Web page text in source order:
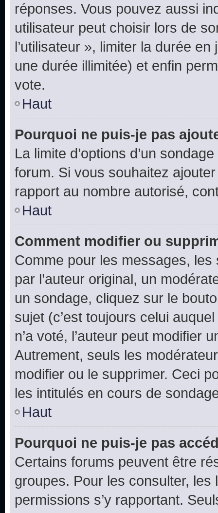
réponses. Vous pouvez aussi
utilisateur peut choisir lors de
l’utilisateur », limiter la durée
une durée illimitée) et enfin
vote.
Haut
Pourquoi ne puis-je pas
La limite d’options d’un
forum. Si vous souhaitez
rapport au nombre autorisé,
Haut
Comment modifier ou
Comme pour les messages,
par l’auteur original, un
un sondage, cliquez sur le
sujet (c’est toujours celui
n’a voté, l’auteur peut modifier
Autrement, seuls les
modifier ou le supprimer. Ceci
les intitulés en cours de
Haut
Pourquoi ne puis-je pas
Certains forums peuvent être
groupes. Pour les consulter,
permissions s’y rapportant.